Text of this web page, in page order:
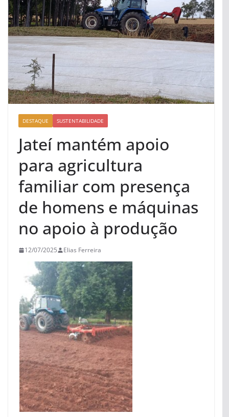
DESTAQUE SUSTENTABILIDADE
Jateí mantém apoio
para agricultura
familiar com presença
de homens e máquinas
no apoio à produção
12/07/2025 Elias Ferreira